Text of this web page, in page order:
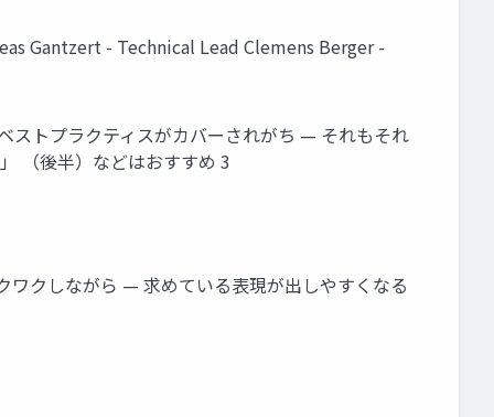
Gantzert - Technical Lead Clemens Berger -
トプラクティスがカバーされがち — それもそれ
（後半）などはおすすめ 3
クしながら — 求めている表現が出しやすくなる